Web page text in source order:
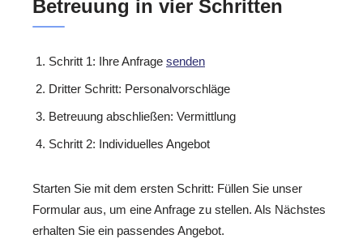
Betreuung in vier Schritten
Schritt 1: Ihre Anfrage senden
Dritter Schritt: Personalvorschläge
Betreuung abschließen: Vermittlung
Schritt 2: Individuelles Angebot
Starten Sie mit dem ersten Schritt: Füllen Sie unser
Formular aus, um eine Anfrage zu stellen. Als Nächstes
erhalten Sie ein passendes Angebot.